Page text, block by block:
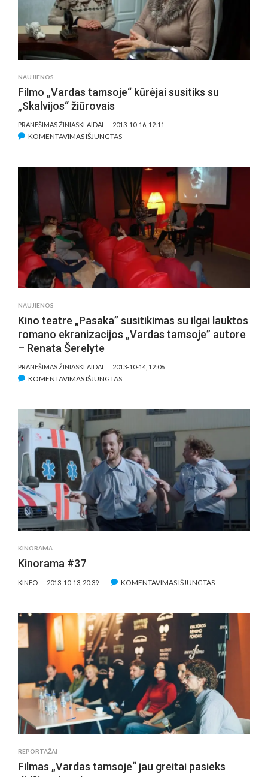
IZOLDA
KIDMAN“
NAUJIENOS
Filmo „Vardas tamsoje“ kūrėjai susitiks su
„Skalvijos“ žiūrovais
PRANEŠIMAS ŽINIASKLAIDAI 2013-10-16, 12:11
KOMENTAVIMAS IŠJUNGTASĮRAŠE
TAMSOJE“
KŪRĖJAI
SUSITIKS
SU
„SKALVIJOS“
ŽIŪROVAIS
NAUJIENOS
Kino teatre „Pasaka” susitikimas su ilgai lauktos
romano ekranizacijos „Vardas tamsoje” autore
– Renata Šerelyte
PRANEŠIMAS ŽINIASKLAIDAI 2013-10-14, 12:06
KOMENTAVIMAS IŠJUNGTASĮRAŠE
„PASAKA”
SU
ILGAI
LAUKTOS
ROMANO
EKRANIZACIJOS
„VARDAS
TAMSOJE”
AUTORE
KINORAMA
Kinorama #37
KINFO 2013-10-13, 20:39 KOMENTAVIMAS IŠJUNGTASĮRAŠE
REPORTAŽAI
Filmas „Vardas tamsoje“ jau greitai pasieks